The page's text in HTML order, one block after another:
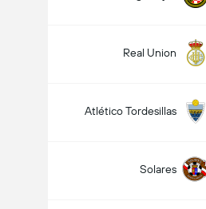
Real Union
Atlético Tordesillas
Solares